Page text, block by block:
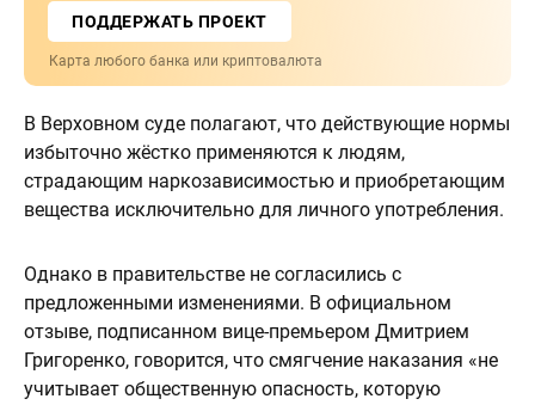
ПОДДЕРЖАТЬ ПРОЕКТ
Карта любого банка или криптовалюта
В Верховном суде полагают, что действующие нормы
избыточно жёстко применяются к людям,
страдающим наркозависимостью и приобретающим
вещества исключительно для личного употребления.
Однако в правительстве не согласились с
предложенными изменениями. В официальном
отзыве, подписанном вице-премьером Дмитрием
Григоренко, говорится, что смягчение наказания «не
учитывает общественную опасность, которую